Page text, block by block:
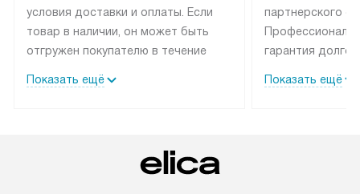
условия доставки и оплаты. Если
товар в наличии, он может быть
отгружен покупателю в течение
лейблом доставляется бесплатно
Показать ещё
партнерского
гарантия
техника со
Показать ещё